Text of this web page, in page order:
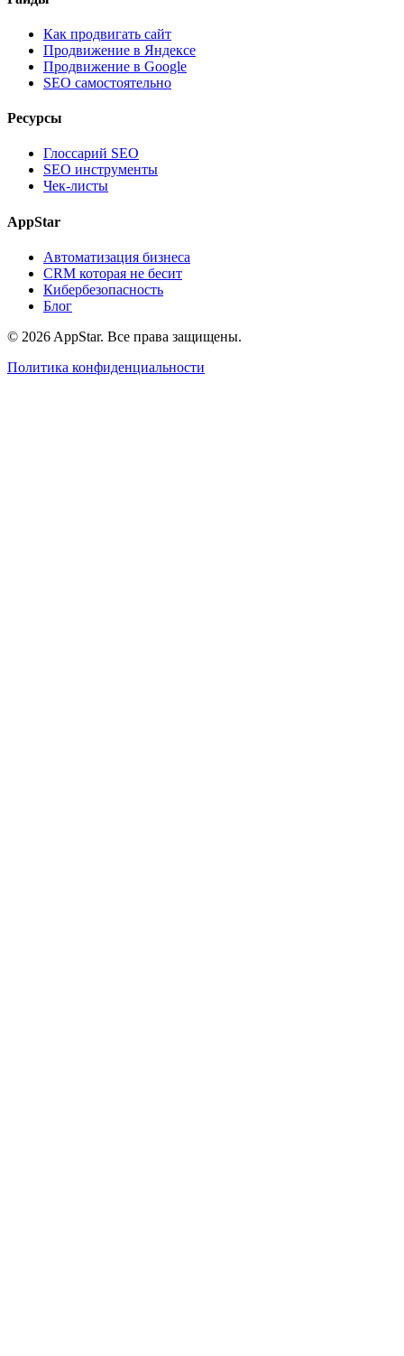
Как продвигать сайт
Продвижение в Яндексе
Продвижение в Google
SEO самостоятельно
Ресурсы
Глоссарий SEO
SEO инструменты
Чек-листы
AppStar
Автоматизация бизнеса
CRM которая не бесит
Кибербезопасность
Блог
© 2026 AppStar. Все права защищены.
Политика конфиденциальности